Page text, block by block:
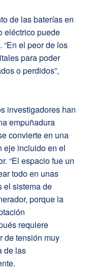
de las baterías en
eléctrico puede
. “En el peor de los
para poder
o perdidos”,
investigadores han
empuñadura
convierte en una
eje incluido en el
“El espacio fue un
todo en unas
el sistema de
porque la
requiere
de tensión muy
de las